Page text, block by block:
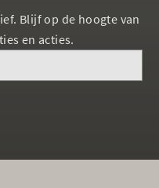
Blijf op de hoogte van
en acties.